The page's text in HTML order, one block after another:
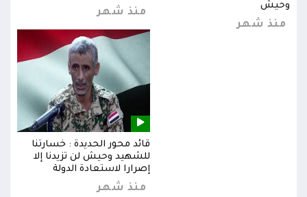
وحيش
منذ شهر
منذ شهر
قائد محور الحديدة : خسارتنا
للشهيد وحيش لن تزيدنا إلا
إصرارا لاستعادة الدولة
منذ شهر